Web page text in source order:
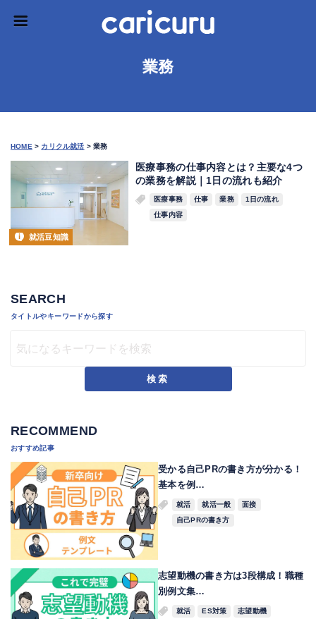
業務
HOME > カリクル就活 >業務
就活豆知識
医療事務の仕事内容とは？主要な4つ
の業務を解説｜1日の流れも紹介
医療事務 仕事 業務
1日の流れ
仕事内容
SEARCH
タイトルやキーワードから探す
検索
RECOMMEND
おすすめ記事
受かる自己PRの書き方が分かる！
基本を例…
就活 就活一般
面接
自己PRの書き方
志望動機の書き方は3段構成！職種
別例文集…
就活 ES対策
志望動機